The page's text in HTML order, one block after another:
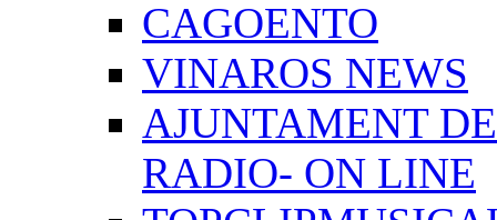
CAGOENTO
VINAROS NEWS
AJUNTAMENT
RADIO- ON LINE